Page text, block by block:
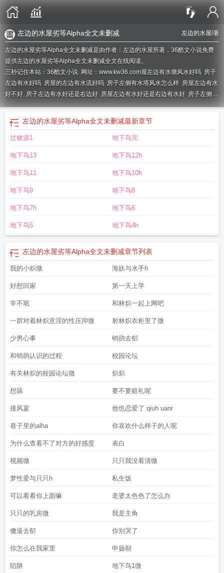
左边的水屋/著
左边的水屋劣等Alpha全文未删减
左边的水屋劣等Alpha全文未删减是由作者：左边的水屋所著，36酷文小说免费
提供左边的水屋劣等Alpha全文未删减全文在线阅读。
三秒记住本站：36酷文小说 网址：www.kw36.com屋左边有水塘风水好吗 房子
左边有水好吗 房屋的左边有水流好吗 房子左侧有水塔风水怎么样 房屋左边有水
好不好 房子左边有水好还是右边好 房屋左边有水好还是右边有水好 房子左侧有
水左边的水屋有哪些作品屋子左边有水塘好不好左边的那栋房子房子左边有
住宅房左边有水塘好还是不好 房子左边有个水坑好吗
好不好
房子左边有水还是右边有水好
好吗左边是水 房子的左边有水好还是右边有水好
好楼房左边有水好还是右边好 房子的左边有水好
左边的水最吉利
左边屋低于右边屋怎么化解住宅左边有水流通过好吗
左边有水坑会有影响吗
房子左侧有水渠风水好不好
左边的水屋劣等Alpha全文未删减最新章节
过敏源1 地下鸟完
地下鸟13 地下鸟12h
地下鸟11 地下鸟10h
地下鸟9 地下鸟8
地下鸟7h 地下鸟6
地下鸟5 地下鸟4h
左边的水屋劣等Alpha全文未删减章节列表
我的小炽微 海妖与水手h
好想回家 第一天上学
辛不珉 和林炽一起上网吧
一群对着林炽意淫的性压抑微 射林炽衣柜里了微
少男心事 鸲鹆去郁
和鸲鹆认识的过程 校园论坛
有关林炽的校园论坛微 炽炽
想舔 要不要赔礼呢
接风宴 他也恋爱了 qiuh uaпr
巷子里的alha 你喜欢什么样子的人呢
为什么查看不了对方的好感度 表白
视频微 只只我没看清微
梦性爱与只只h 私生饭
可以看看你上面嘛 老婆太色色了怎么办
只只的乳房微 我是主角
傻逼去郁 你别哭了
你怎么在我家里 申扬朝
陷阱 地下鸟1微